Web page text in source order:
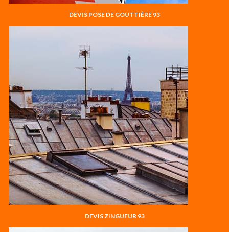
DEVIS POSE DE GOUTTIÈRE 93
DEVIS ZINGUEUR 93